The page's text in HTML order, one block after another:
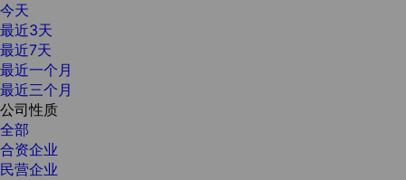
今天
最近3天
最近7天
最近一个月
最近三个月
公司性质
全部
合资企业
民营企业